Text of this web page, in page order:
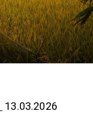
13.03.2026